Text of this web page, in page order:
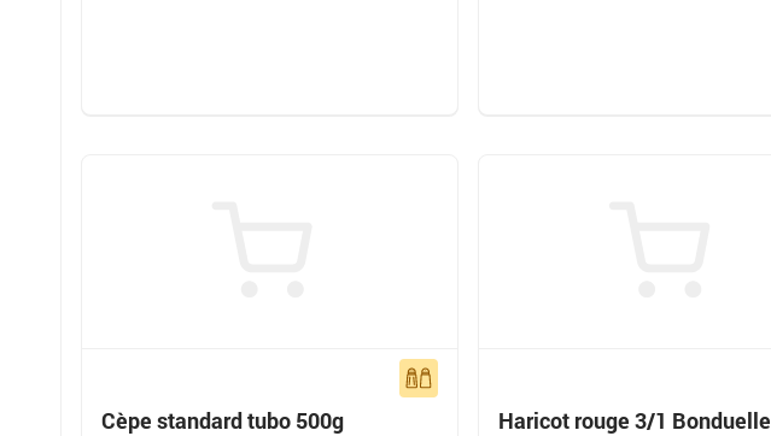
Cèpe standard tubo 500g Haricot rouge 3/1 Bonduelle